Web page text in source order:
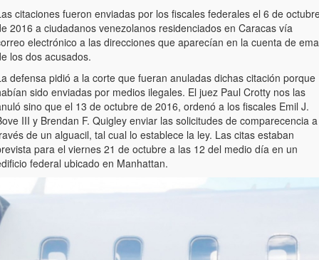
citaciones fueron enviadas por los fiscales federales el 6 de
2016 a ciudadanos venezolanos residenciados en Caracas vía
electrónico a las direcciones que aparecían en la cuenta de
los dos acusados.
defensa pidió a la corte que fueran anuladas dichas citación porque
sido enviadas por medios ilegales. El juez Paul Crotty nos las
sino que el 13 de octubre de 2016, ordenó a los fiscales Emil J.
III y Brendan F. Quigley enviar las solicitudes de comparecencia a
de un alguacil, tal cual lo establece la ley. Las citas estaban
para el viernes 21 de octubre a las 12 del medio día en un
federal ubicado en Manhattan.